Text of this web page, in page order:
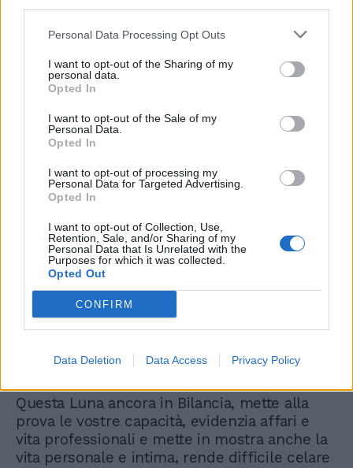
Personal Data Processing Opt Outs
I want to opt-out of the Sharing of my
personal data.
Opted In
I want to opt-out of the Sale of my
Personal Data.
Opted In
I want to opt-out of processing my
Personal Data for Targeted Advertising.
Opted In
I want to opt-out of Collection, Use,
Retention, Sale, and/or Sharing of my
Personal Data that Is Unrelated with the
Purposes for which it was collected.
Opted Out
CONFIRM
Data Deletion Data Access Privacy Policy
Sagittario
finanziarie, familiari o sentimentali, viaggi e
incontri, molto vivi, quelli in posti di mare…
di questa prima settimana di primavera, oggi
particolarmente stimolata sul piano d’incontri
segnale di vera fortuna che arriva da Venere.
La stella dell'amore sarà in Leone fino al 9
luglio, allungate il passo nelle conquiste e
prendete decisioni.
Capricorno
Questa Luna ancora in Bilancia, mette alla
prova le vostre capacità, evidenzia affari e
vita professionali e mette in mostra anche la
vita personale e intima, rende difficile celare